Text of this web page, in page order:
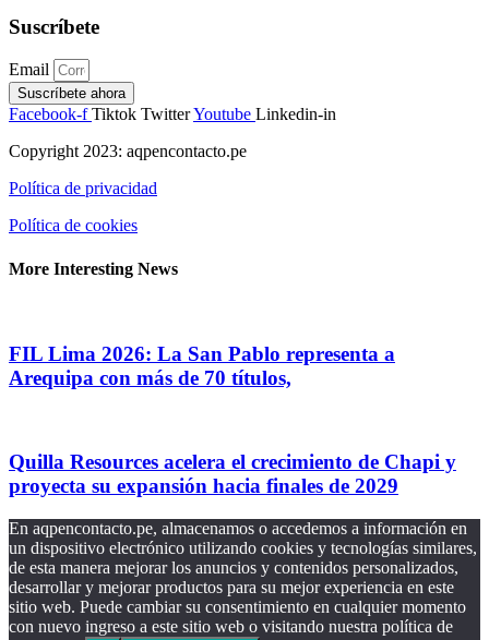
Suscríbete
Email
Suscríbete ahora
Facebook-f Tiktok TwitterYoutube Linkedin-in
Copyright 2023: aqpencontacto.pe
Política de privacidad
Política de cookies
More Interesting News
FIL Lima 2026: La San Pablo representa a
Arequipa con más de 70 títulos,
Quilla Resources acelera el crecimiento de Chapi y
proyecta su expansión hacia finales de 2029
En aqpencontacto.pe, almacenamos o accedemos a información en
un dispositivo electrónico utilizando cookies y tecnologías similares,
de esta manera mejorar los anuncios y contenidos personalizados,
desarrollar y mejorar productos para su mejor experiencia en este
sitio web. Puede cambiar su consentimiento en cualquier momento
con nuevo ingreso a este sitio web o visitando nuestra política de